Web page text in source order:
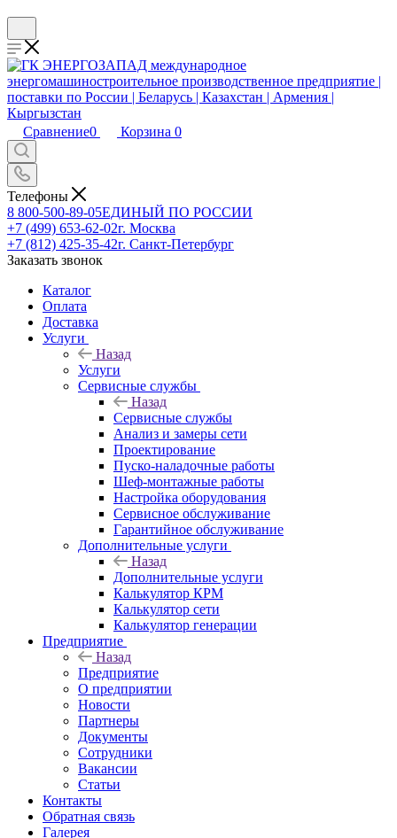
Сравнение0 Корзина 0
Телефоны
8 800-500-89-05ЕДИНЫЙ ПО РОССИИ
+7 (499) 653-62-02г. Москва
+7 (812) 425-35-42г. Санкт-Петербург
Заказать звонок
Каталог
Оплата
Доставка
Услуги
Назад
Услуги
Сервисные службы
Назад
Сервисные службы
Анализ и замеры сети
Проектирование
Пуско-наладочные работы
Шеф-монтажные работы
Настройка оборудования
Сервисное обслуживание
Гарантийное обслуживание
Дополнительные услуги
Назад
Дополнительные услуги
Калькулятор КРМ
Калькулятор сети
Калькулятор генерации
Предприятие
Назад
Предприятие
О предприятии
Новости
Партнеры
Документы
Сотрудники
Вакансии
Статьи
Контакты
Обратная связь
Галерея